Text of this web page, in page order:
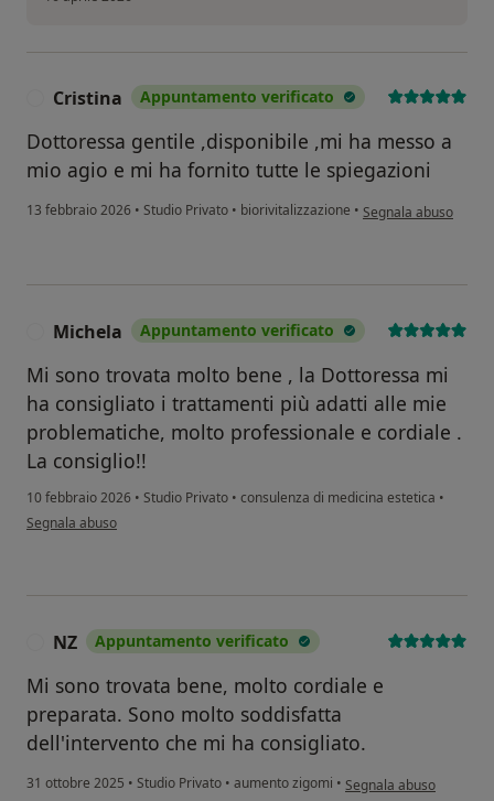
Cristina Appuntamento verificato
Dottoressa gentile ,disponibile ,mi ha messo a
mio agio e mi ha fornito tutte le spiegazioni
13 febbraio 2026 • Studio Privato • biorivitalizzazione • secondo l'opinione
Segnala abuso
Michela Appuntamento verificato
Mi sono trovata molto bene , la Dottoressa mi
ha consigliato i trattamenti più adatti alle mie
problematiche, molto professionale e cordiale .
La consiglio!!
10 febbraio 2026 • Studio Privato • consulenza di medicina estetica •
secondo l'opinione dell'utente Michela
Segnala abuso
NZ Appuntamento verificato
Mi sono trovata bene, molto cordiale e
preparata. Sono molto soddisfatta
dell'intervento che mi ha consigliato.
31 ottobre 2025 • Studio Privato • aumento zigomi • secondo l'opinione
Segnala abuso